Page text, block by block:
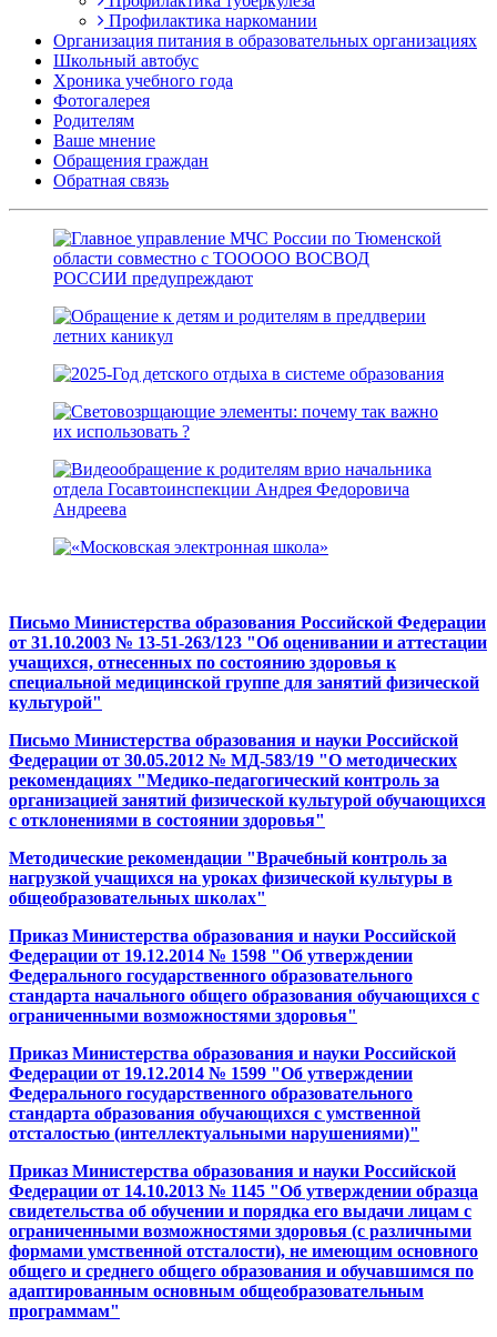
Профилактика наркомании
Организация питания в образовательных организациях
Школьный автобус
Хроника учебного года
Фотогалерея
Родителям
Ваше мнение
Обращения граждан
Обратная связь
Письмо Министерства образования Российской Федерации
от 31.10.2003 № 13-51-263/123 "Об оценивании и аттестации
учащихся, отнесенных по состоянию здоровья к
специальной медицинской группе для занятий физической
культурой"
Письмо Министерства образования и науки Российской
Федерации от 30.05.2012 № МД-583/19 "О методических
рекомендациях "Медико-педагогический контроль за
организацией занятий физической культурой обучающихся
с отклонениями в состоянии здоровья"
Методические рекомендации "Врачебный контроль за
нагрузкой учащихся на уроках физической культуры в
общеобразовательных школах"
Приказ Министерства образования и науки Российской
Федерации от 19.12.2014 № 1598 "Об утверждении
Федерального государственного образовательного
стандарта начального общего образования обучающихся с
ограниченными возможностями здоровья"
Приказ Министерства образования и науки Российской
Федерации от 19.12.2014 № 1599 "Об утверждении
Федерального государственного образовательного
стандарта образования обучающихся с умственной
отсталостью (интеллектуальными нарушениями)"
Приказ Министерства образования и науки Российской
Федерации от 14.10.2013 № 1145 "Об утверждении образца
свидетельства об обучении и порядка его выдачи лицам с
ограниченными возможностями здоровья (с различными
формами умственной отсталости), не имеющим основного
общего и среднего общего образования и обучавшимся по
адаптированным основным общеобразовательным
программам"